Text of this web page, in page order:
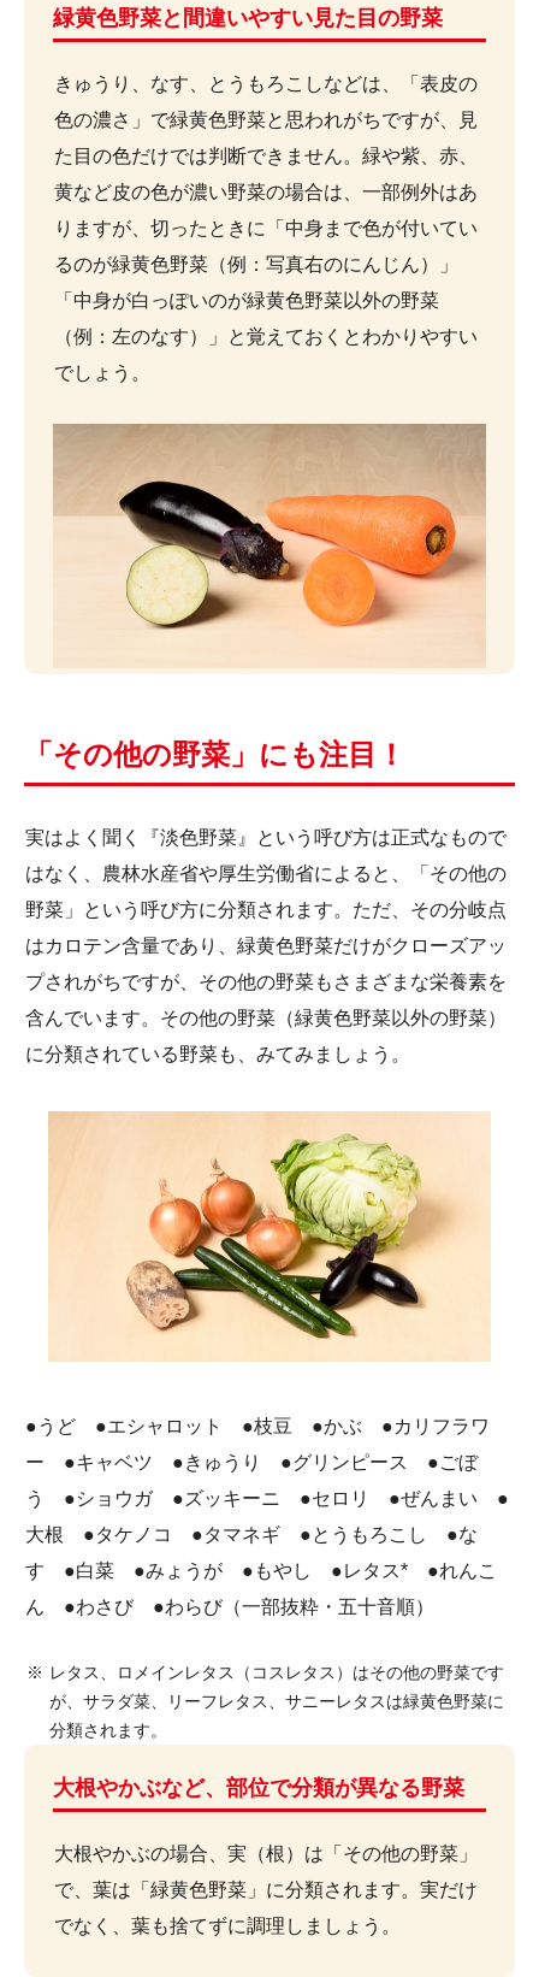
緑黄色野菜と間違いやすい見た目の野菜
きゅうり、なす、とうもろこしなどは、「表皮の
色の濃さ」で緑黄色野菜と思われがちですが、見
た目の色だけでは判断できません。緑や紫、赤、
黄など皮の色が濃い野菜の場合は、一部例外はあ
りますが、切ったときに「中身まで色が付いてい
るのが緑黄色野菜（例：写真右のにんじん）」
「中身が白っぽいのが緑黄色野菜以外の野菜
（例：左のなす）」と覚えておくとわかりやすい
でしょう。
「その他の野菜」にも注目！
実はよく聞く『淡色野菜』という呼び方は正式なもので
はなく、農林水産省や厚生労働省によると、「その他の
野菜」という呼び方に分類されます。ただ、その分岐点
はカロテン含量であり、緑黄色野菜だけがクローズアッ
プされがちですが、その他の野菜もさまざまな栄養素を
含んでいます。その他の野菜（緑黄色野菜以外の野菜）
に分類されている野菜も、みてみましょう。
●うど ●エシャロット ●枝豆 ●かぶ ●カリフラワ
ー ●キャベツ ●きゅうり ●グリンピース ●ごぼ
う ●ショウガ ●ズッキーニ ●セロリ ●ぜんまい ●
大根 ●タケノコ ●タマネギ ●とうもろこし ●な
す ●白菜 ●みょうが ●もやし ●レタス* ●れんこ
ん ●わさび ●わらび（一部抜粋・五十音順）
レタス、ロメインレタス（コスレタス）はその他の野菜です
が、サラダ菜、リーフレタス、サニーレタスは緑黄色野菜に
分類されます。
大根やかぶなど、部位で分類が異なる野菜
大根やかぶの場合、実（根）は「その他の野菜」
で、葉は「緑黄色野菜」に分類されます。実だけ
でなく、葉も捨てずに調理しましょう。